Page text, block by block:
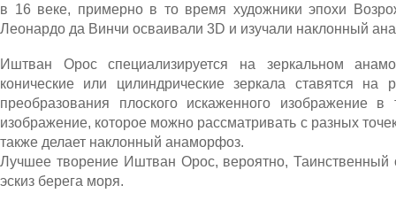
в 16 веке, примерно в то время художники эпохи
Леонардо да Винчи осваивали 3D и изучали наклонный
Иштван Орос специализируется на зеркальном
конические или цилиндрические зеркала ставятся на
преобразования плоского искаженного изображение в
изображение, которое можно рассматривать с разных
также делает наклонный анаморфоз.
Лучшее творение Иштван Орос, вероятно, Таинственный
эскиз берега моря.